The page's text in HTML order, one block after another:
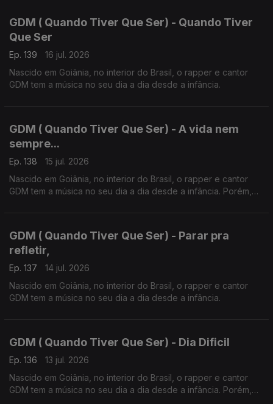
GDM ( Quando Tiver Que Ser) - Quando Tiver
Que Ser
Ep. 139
16 jul. 2026
Nascido em Goiânia, no interior do Brasil, o rapper e cantor
GDM tem a música no seu dia a dia desde a infância.
GDM ( Quando Tiver Que Ser) - A vida nem
sempre...
Ep. 138
15 jul. 2026
Nascido em Goiânia, no interior do Brasil, o rapper e cantor
GDM tem a música no seu dia a dia desde a infância. Porém,
GDM ( Quando Tiver Que Ser) - Parar pra
refletir,
Ep. 137
14 jul. 2026
Nascido em Goiânia, no interior do Brasil, o rapper e cantor
GDM tem a música no seu dia a dia desde a infância.
GDM ( Quando Tiver Que Ser) - Dia Dificil
Ep. 136
13 jul. 2026
Nascido em Goiânia, no interior do Brasil, o rapper e cantor
GDM tem a música no seu dia a dia desde a infância. Porém,